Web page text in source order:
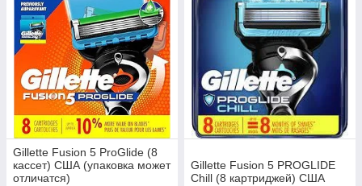
Gillette Fusion 5 ProGlide (8
кассет) США (упаковка может
отличатся)
Gillette Fusion 5 PROGLIDE
Chill (8 картриджей) США